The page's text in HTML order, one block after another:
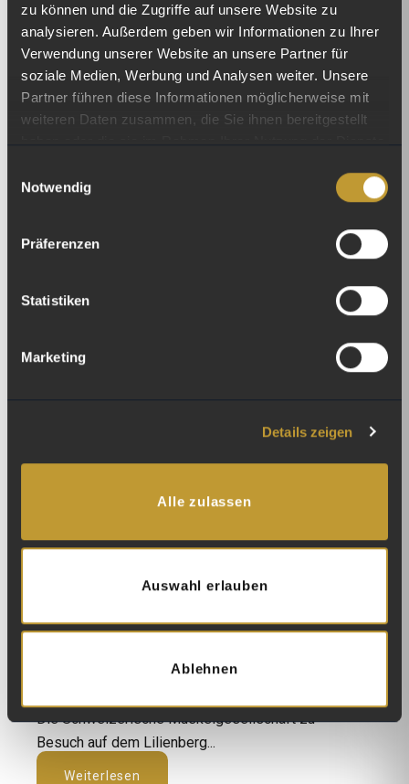
zu können und die Zugriffe auf unsere Website zu
analysieren. Außerdem geben wir Informationen zu Ihrer
Verwendung unserer Website an unsere Partner für
soziale Medien, Werbung und Analysen weiter. Unsere
Partner führen diese Informationen möglicherweise mit
weiteren Daten zusammen, die Sie ihnen bereitgestellt
haben oder die sie im Rahmen Ihrer Nutzung der Dienste
Notwendig
Präferenzen
Statistiken
Marketing
Details zeigen
Alle zulassen
Auswahl erlauben
Ablehnen
Lehrling Jessica Bayer schliesst erfolgreich
Herzliche Gratulation, Jessica! Jessica Bayer hat
ihre Lehre...
Die Schweizerische Muskelgesellschaft zu
Besuch auf dem Lilienberg...
Weiterlesen